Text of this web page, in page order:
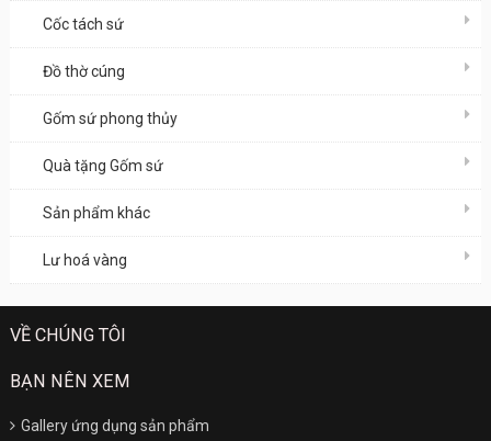
Cốc tách sứ
Đồ thờ cúng
Gốm sứ phong thủy
Quà tặng Gốm sứ
Sản phẩm khác
Lư hoá vàng
VỀ CHÚNG TÔI
BẠN NÊN XEM
Gallery ứng dụng sản phẩm